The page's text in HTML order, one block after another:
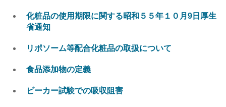
化粧品の使用期限に関する昭和５５年１０月9日厚生
省通知
リポソーム等配合化粧品の取扱について
食品添加物の定義
ビーカー試験での吸収阻害